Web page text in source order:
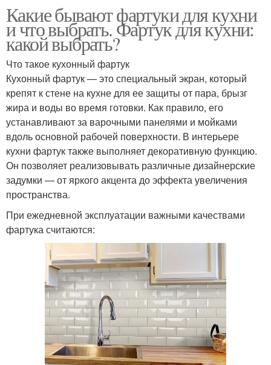
Какие бывают фартуки для кухни
и что выбрать. Фартук для кухни:
какой выбрать?
Что такое кухонный фартук
Кухонный фартук — это специальный экран, который
крепят к стене на кухне для ее защиты от пара, брызг
жира и воды во время готовки. Как правило, его
устанавливают за варочными панелями и мойками
вдоль основной рабочей поверхности. В интерьере
кухни фартук также выполняет декоративную функцию.
Он позволяет реализовывать различные дизайнерские
задумки — от яркого акцента до эффекта увеличения
пространства.
При ежедневной эксплуатации важными качествами
фартука считаются: